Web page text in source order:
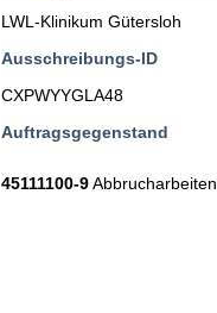
LWL-Klinikum Gütersloh
Ausschreibungs-ID
CXPWYYGLA48
Auftragsgegenstand
45111100-9Abbrucharbeiten